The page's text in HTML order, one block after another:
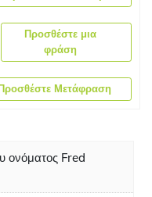
Προσθέστε μια
φράση
Προσθέστε Μετάφραση
ονόματος Fred